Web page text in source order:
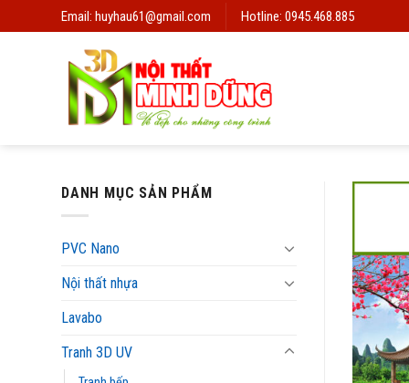
to
Email: huyhau61@gmail.com Hotline: 0945.468.885
DANH MỤC SẢN PHẨM
PVC Nano
Nội thất nhựa
Lavabo
Tranh 3D UV